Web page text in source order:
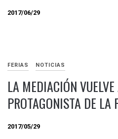
2017/06/29
FERIAS NOTICIAS
LA MEDIACIÓN VUELVE
PROTAGONISTA DE LA
2017/05/29